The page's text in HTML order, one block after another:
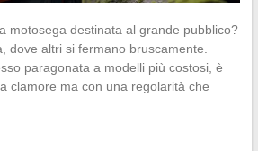
motosega destinata al grande pubblico?
dove altri si fermano bruscamente.
paragonata a modelli più costosi, è
clamore ma con una regolarità che